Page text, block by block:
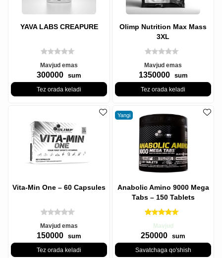
YAVA LABS CREAPURE
Mavjud emas
300000 sum
Tez orada keladi
Olimp Nutrition Max Mass
3XL
Mavjud emas
1350000 sum
Tez orada keladi
Vita-Min One – 60 Capsules
Mavjud emas
150000 sum
Tez orada keladi
Yangi
Anabolic Amino 9000 Mega
Tabs – 150 Tablets
Mavjud
250000 sum
Savatchaga qo'shish